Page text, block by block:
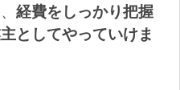
経費をしっかり把握
としてやっていけま